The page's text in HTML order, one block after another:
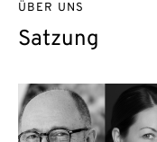
Satzung
ÜBER UNS